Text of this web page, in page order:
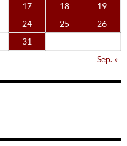
17 18
19
24 25
26
31
Sep. »